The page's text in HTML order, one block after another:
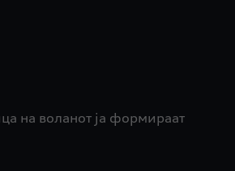
на воланот ја формираат